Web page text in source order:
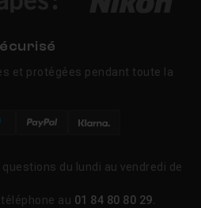
et protégées pendant toute la
du lundi au vendredi de
au 01 84 80 80 29